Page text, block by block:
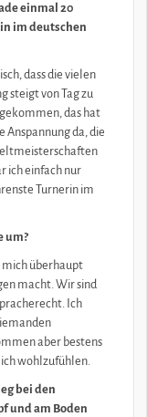
einmal 20
im deutschen
dass die vielen
steigt von Tag zu
das hat
Anspannung da, die
ich einfach nur
Turnerin im
um?
mich überhaupt
macht. Wir sind
Ich
aber bestens
wohlzufühlen.
bei den
und am Boden